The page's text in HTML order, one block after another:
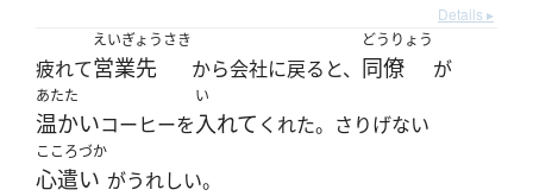
Details ▸
疲れて
えいぎょうさき
営業先 から会社に戻ると、
どうりょう
同僚 が
あたた
温かいコーヒーを
い
入れて くれた。さりげない
こころづか
心遣い がうれしい。